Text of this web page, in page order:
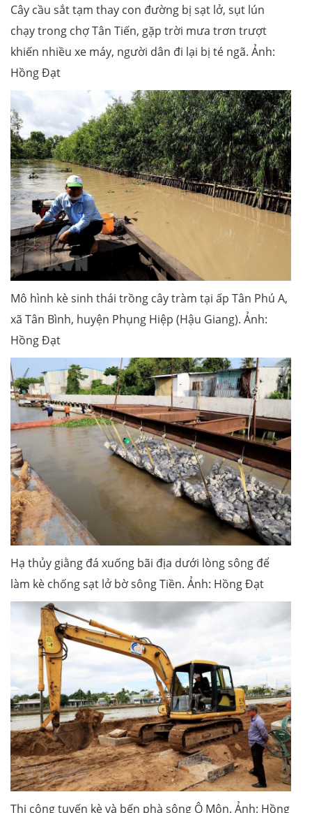
Cây cầu sắt tạm thay con đường bị sạt lở, sụt lún
chạy trong chợ Tân Tiến, gặp trời mưa trơn trượt
khiến nhiều xe máy, người dân đi lại bị té ngã. Ảnh:
Hồng Đạt
Mô hình kè sinh thái trồng cây tràm tại ấp Tân Phú A,
xã Tân Bình, huyện Phụng Hiệp (Hậu Giang). Ảnh:
Hồng Đạt
Hạ thủy giằng đá xuống bãi địa dưới lòng sông để
làm kè chống sạt lở bờ sông Tiền. Ảnh: Hồng Đạt
Thi công tuyến kè và bến phà sông Ô Môn. Ảnh: Hồng